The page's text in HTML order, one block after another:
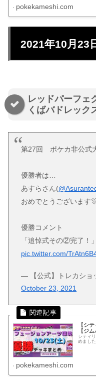
pokekameshi.com
2021年10月23
レッドパーフェ
くばバドレック
第27回 ポケカ非公式
優勝者は…
あすらさん(
おめでとうございます
優勝コメント
「追悼式その②完了！
pic.twitter.com/
— 【公式】トレカショ
October 23, 2021
【シ
【ジ
シティ
めまし
pokekameshi.com